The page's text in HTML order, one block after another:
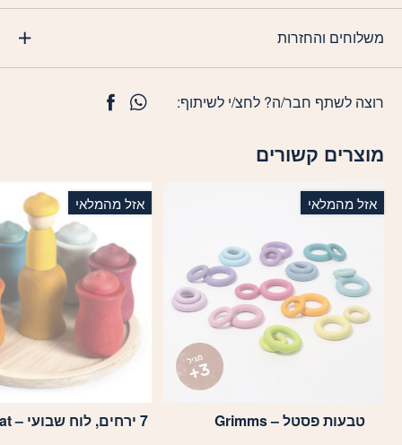
משלוחים והחזרות
רוצה לשתף חבר/ה? לחצ/י לשיתוף:
מוצרים קשורים
אזל מהמלאי
טבעות פסטל – Grimms
אזל מהמלאי
7 ירחים, לוח שבועי – Grapat